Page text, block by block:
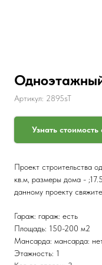
Артикул: 2895sT
Узнать стоимость
Проект строительства
кв.м, размеры дома -
данному проекту
Гараж: гараж: есть
Площадь: 150-200 м2
Мансарда: мансарда:
Этажность: 1